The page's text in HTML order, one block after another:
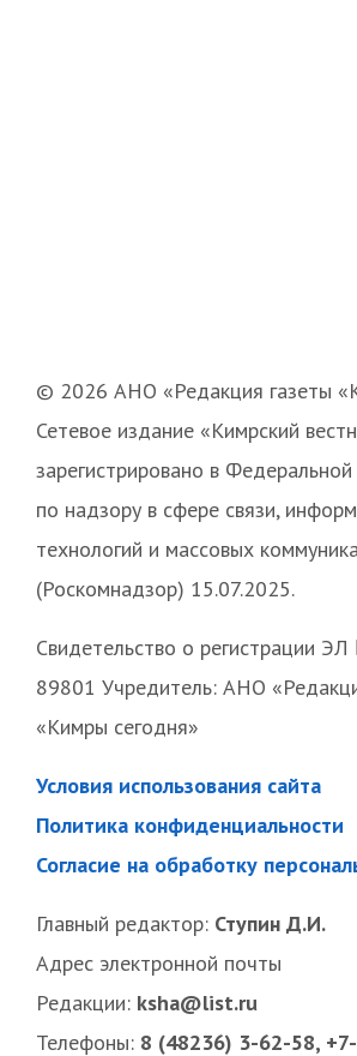
© 2026 АНО «Редакция газеты
Сетевое издание «Кимрский
зарегистрировано в
по надзору в сфере связи,
технологий и массовых
(Роскомнадзор) 15.07.2025.
Свидетельство о регистрации
89801 Учредитель: АНО
«Кимры сегодня»
Условия использования сайта
Политика конфиденциальности
Согласие на обработку
Главный редактор: Ступин Д.И.
Адрес электронной почты
Редакции: ksha@list.ru
Телефоны: 8 (48236) 3-62-58,